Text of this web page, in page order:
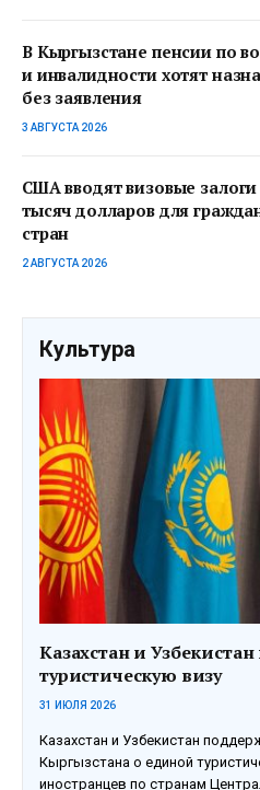
В Кыргызстане пенсии по
и инвалидности хотят
без заявления
3 АВГУСТА 2026
США вводят визовые залоги
тысяч долларов для
стран
2 АВГУСТА 2026
Культура
Казахстан и
туристическую визу
31 ИЮЛЯ 2026
Казахстан и Узбекистан
Кыргызстана о единой
иностранцев по странам